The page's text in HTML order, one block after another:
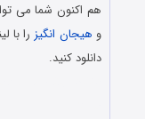
هم اکنون شما می
و هیجان انگیز را با
دانلود کنید.